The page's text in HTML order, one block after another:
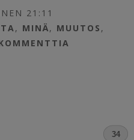
21:11
, MINÄ, MUUTOS ,
34